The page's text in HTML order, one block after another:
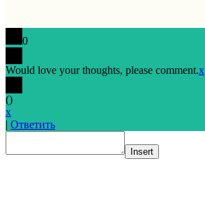
0
Would love your thoughts, please comment.x
()
x
| Ответить
Insert